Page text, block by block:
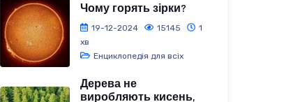
Чому горять зірки?
19-12-2024 15145
1
хв
Енциклопедія для всіх
Дерева не
виробляють кисень,